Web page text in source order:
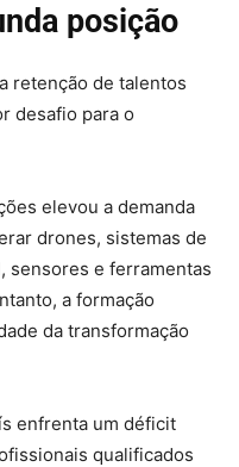
posição
retenção de talentos
desafio para o
elevou a demanda
drones, sistemas de
sensores e ferramentas
a formação
da transformação
enfrenta um déficit
qualificados